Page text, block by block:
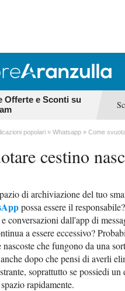
Offerte e Sconti su
popolari Whatsapp Come
cestino
di archiviazione del tuo
possa essere il
conversazioni dall'app di
a essere eccessivo?
che fungono da una
dopo che pensi di averli
soprattutto se possiedi
rapidamente.